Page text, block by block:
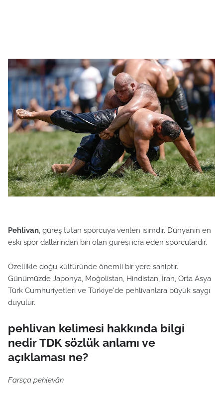
Pehlivan, güreş tutan sporcuya verilen isimdir. Dünyanın en
eski spor dallarından biri olan güreşi icra eden sporculardır.
Özellikle doğu kültüründe önemli bir yere sahiptir.
Günümüzde Japonya, Moğolistan, Hindistan, İran, Orta Asya
Türk Cumhuriyetleri ve Türkiye'de pehlivanlara büyük saygı
duyulur.
pehlivan kelimesi hakkında bilgi
nedir TDK sözlük anlamı ve
açıklaması ne?
Farsça pehlevān